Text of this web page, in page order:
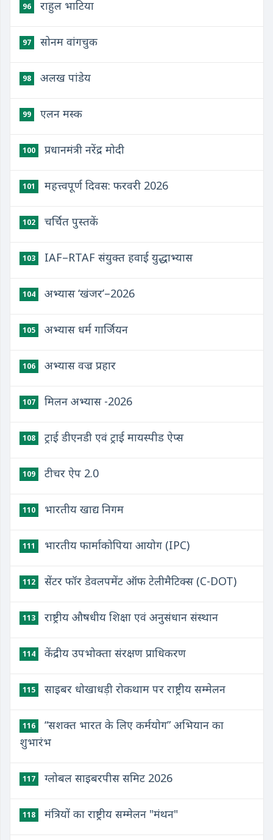
96 राहुल भाटिया
97 सोनम वांगचुक
98 अलख पांडेय
99 एलन मस्क
100 प्रधानमंत्री नरेंद्र मोदी
101 महत्त्वपूर्ण दिवस: फरवरी 2026
102 चर्चित पुस्तकें
103 IAF–RTAF संयुक्त हवाई युद्धाभ्यास
104 अभ्यास ‘खंजर’–2026
105 अभ्यास धर्म गार्जियन
106 अभ्यास वज्र प्रहार
107 मिलन अभ्यास -2026
108 ट्राई डीएनडी एवं ट्राई मायस्पीड ऐप्स
109 टीचर ऐप 2.0
110 भारतीय खाद्य निगम
111 भारतीय फार्माकोपिया आयोग (IPC)
112 सेंटर फॉर डेवलपमेंट ऑफ टेलीमैटिक्स (C-DOT)
113 राष्ट्रीय औषधीय शिक्षा एवं अनुसंधान संस्थान
114 केंद्रीय उपभोक्ता संरक्षण प्राधिकरण
115 साइबर धोखाधड़ी रोकथाम पर राष्ट्रीय सम्मेलन
116
“सशक्त भारत के लिए कर्मयोग” अभियान का
शुभारंभ
117 ग्लोबल साइबरपीस समिट 2026
118 मंत्रियों का राष्ट्रीय सम्मेलन "मंथन"